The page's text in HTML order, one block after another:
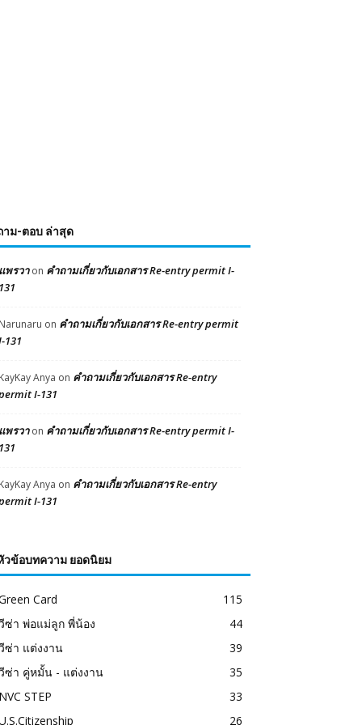
าม-ตอบ ล่าสุด
แพรวาon คำถามเกี่ยวกับเอกสาร Re-entry permit I-
131
Narunaru on คำถามเกี่ยวกับเอกสาร Re-entry permit
131
KayKay Anya on คำถามเกี่ยวกับเอกสาร Re-entry
I-131
แพรวาon คำถามเกี่ยวกับเอกสาร Re-entry permit I-
131
KayKay Anya on คำถามเกี่ยวกับเอกสาร Re-entry
I-131
วข้อบทความ ยอดนิยม
Card
115
ซ่า พ่อแม่ลูก พี่น้อง
44
ซ่า แต่งงาน
39
ซ่า คู่หมั้น - แต่งงาน
35
NVC STEP
33
26